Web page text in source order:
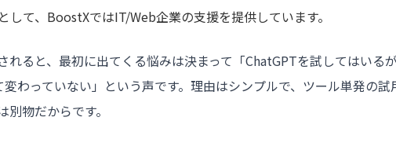
して、BoostXではIT/Web企業の支援を提供しています。
れると、最初に出てくる悩みは決まって「ChatGPTを試してはいる
わっていない」という声です。理由はシンプルで、ツール単発の試
物だからです。